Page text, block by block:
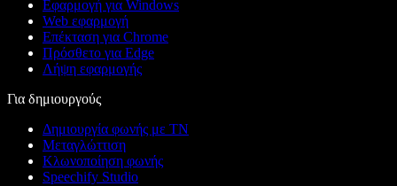
Εφαρμογή για Windows
Web εφαρμογή
Επέκταση για Chrome
Πρόσθετο για Edge
Λήψη εφαρμογής
Για δημιουργούς
Δημιουργία φωνής με ΤΝ
Μεταγλώττιση
Κλωνοποίηση φωνής
Speechify Studio